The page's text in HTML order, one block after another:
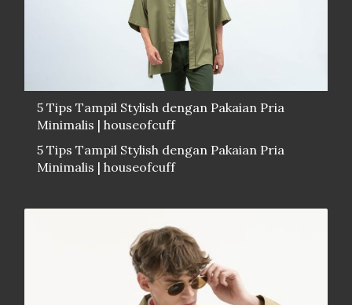
5 Tips Tampil Stylish dengan Pakaian Pria
Minimalis | houseofcuff
5 Tips Tampil Stylish dengan Pakaian Pria
Minimalis | houseofcuff